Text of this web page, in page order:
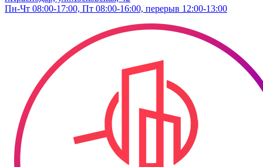
Пн-Чт 08:00-17:00, Пт 08:00-16:00, перерыв 12:00-13:00